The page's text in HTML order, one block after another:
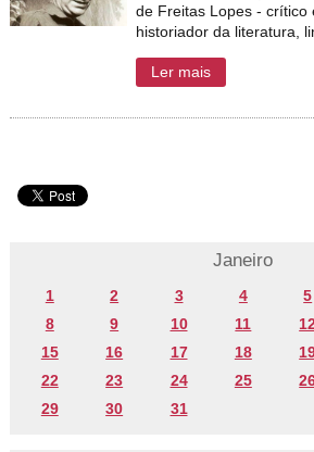
de Freitas Lopes - crítico
historiador da literatura,
Ler mais
Janeiro
1 2 3 4 5
8
9 10 11
15
16 17 18
22
23 24 25
29
30 31